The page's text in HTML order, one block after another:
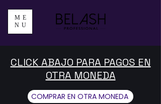
ME
NU
CLICK ABAJO PARA PAGOS EN
OTRA MONEDA
COMPRAR EN OTRA MONEDA